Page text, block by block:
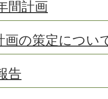
間計画
画の策定につい
告